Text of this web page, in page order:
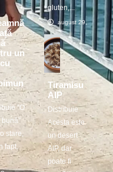
un
”O
stare,
fapt.
gluten,...
august 29, 2025
Tiramisu
AIP
Distribuie
Acesta este
un desert
AIP, dar
poate fi